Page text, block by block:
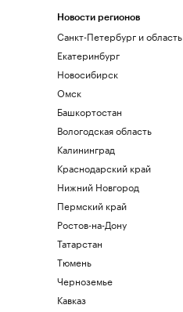
Новости регионов
Санкт-Петербург и область
Екатеринбург
Новосибирск
Омск
Башкортостан
Вологодская область
Калининград
Краснодарский край
Нижний Новгород
Пермский край
Ростов-на-Дону
Татарстан
Тюмень
Черноземье
Кавказ